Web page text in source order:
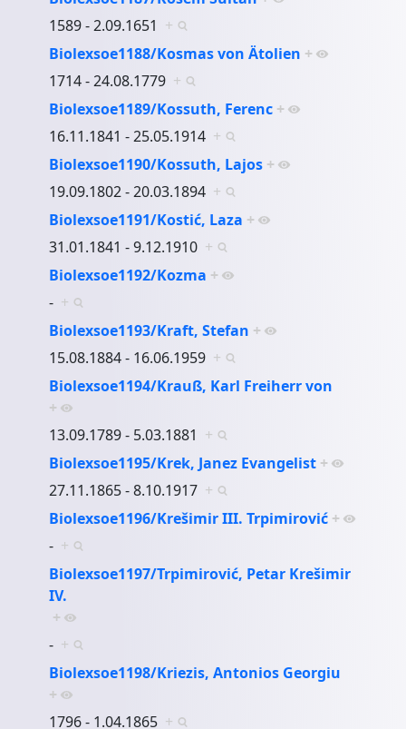
1589 - 2.09.1651 +
Biolexsoe1188/Kosmas von Ätolien +
1714 - 24.08.1779 +
Biolexsoe1189/Kossuth, Ferenc +
16.11.1841 - 25.05.1914 +
Biolexsoe1190/Kossuth, Lajos +
19.09.1802 - 20.03.1894 +
Biolexsoe1191/Kostić, Laza +
31.01.1841 - 9.12.1910 +
Biolexsoe1192/Kozma +
- +
Biolexsoe1193/Kraft, Stefan +
15.08.1884 - 16.06.1959 +
Biolexsoe1194/Krauß, Karl Freiherr von
+
13.09.1789 - 5.03.1881 +
Biolexsoe1195/Krek, Janez Evangelist +
27.11.1865 - 8.10.1917 +
Biolexsoe1196/Krešimir III. Trpimirović +
- +
Biolexsoe1197/Trpimirović, Petar Krešimir
IV.
+
- +
Biolexsoe1198/Kriezis, Antonios Georgiu
+
1796 - 1.04.1865 +